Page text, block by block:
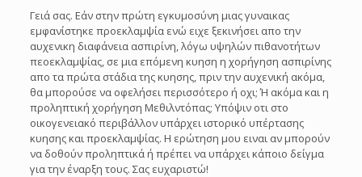
Γειά σας. Εάν στην πρώτη εγκυμοσύνη μιας γυναικας
εμφανίστηκε προεκλαμψία ενώ ειχε ξεκινήσει απο την
αυχενικη διαφάνεια ασπιρίνη, λόγω υψηλών πιθανοτήτων
πεοεκλαμψίας, σε μια επόμενη κυηση η χορήγηση ασπιρίνης
απο τα πρώτα στάδια της κυησης, πριν την αυχενική ακόμα,
θα μπορούσε να οφελήσει περισσότερο ή οχι; Ή ακόμα και η
προληπτική χορήγηση Μεθιλντόπας; Υπόψιν οτι στο
οικογενειακό περιβάλλον υπάρχει ιστορικό υπέρτασης
κυησης και προεκλαμψίας. Η ερώτηση μου ειναι αν μπορούν
να δοθούν προληπτικά ή πρέπει να υπάρχει κάποιο δείγμα
για την έναρξη τους. Σας ευχαριστώ!